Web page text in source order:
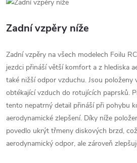
Zadní vzpěry níže
Zadní vzpěry na všech modelech Foilu
jezdci přináší větší komfort a z hlediska
také nižší odpor vzduchu. Jsou
obtékající vzduch do rotujících paprsků.
tento nepatrný detail přináší při pohybu
aerodynamické zlepšení. Díky níže
povedlo ukrýt třmeny diskových brzd,
aerodynamický odpor, ale zároveň